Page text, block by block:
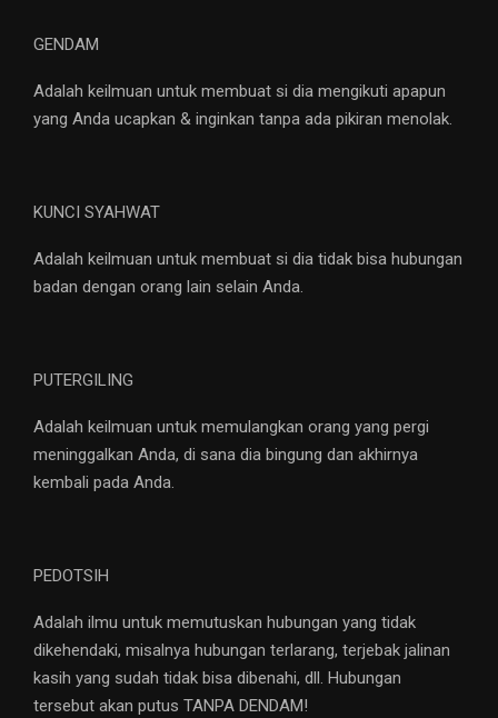
GENDAM
Adalah keilmuan untuk membuat si dia mengikuti apapun
yang Anda ucapkan & inginkan tanpa ada pikiran menolak.
KUNCI SYAHWAT
Adalah keilmuan untuk membuat si dia tidak bisa hubungan
badan dengan orang lain selain Anda.
PUTERGILING
Adalah keilmuan untuk memulangkan orang yang pergi
meninggalkan Anda, di sana dia bingung dan akhirnya
kembali pada Anda.
PEDOTSIH
Adalah ilmu untuk memutuskan hubungan yang tidak
dikehendaki, misalnya hubungan terlarang, terjebak jalinan
kasih yang sudah tidak bisa dibenahi, dll. Hubungan
tersebut akan putus TANPA DENDAM!